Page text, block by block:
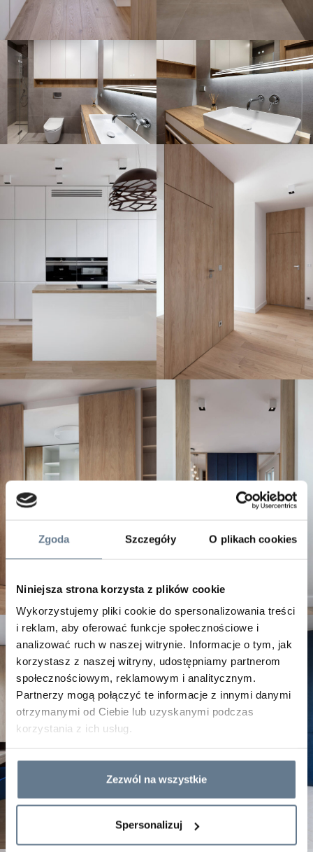
Zgoda Szczegóły O plikach cookies
Niniejsza strona korzysta z plików cookie
Wykorzystujemy pliki cookie do spersonalizowania treści
i reklam, aby oferować funkcje społecznościowe i
analizować ruch w naszej witrynie. Informacje o tym, jak
korzystasz z naszej witryny, udostępniamy partnerom
społecznościowym, reklamowym i analitycznym.
Partnerzy mogą połączyć te informacje z innymi danymi
otrzymanymi od Ciebie lub uzyskanymi podczas
korzystania z ich usług.
Zezwól na wszystkie
Spersonalizuj